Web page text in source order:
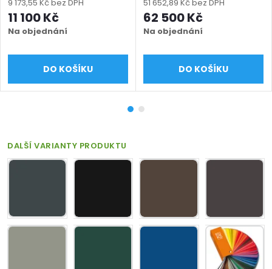
mm), černá RAL 9005
matná
9 173,55 Kč bez DPH
11 100 Kč
Na objednání
DO KOŠÍKU
mm), černá RAL 9005
matná
51 652,89 Kč bez DPH
62 500 Kč
Na objednání
DO KOŠÍKU